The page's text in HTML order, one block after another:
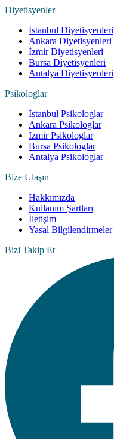
Diyetisyenler
İstanbul Diyetisyenleri
Ankara Diyetisyenleri
İzmir Diyetisyenleri
Bursa Diyetisyenleri
Antalya Diyetisyenleri
Psikologlar
İstanbul Psikologlar
Ankara Psikologlar
İzmir Psikologlar
Bursa Psikologlar
Antalya Psikologlar
Bize Ulaşın
Hakkımızda
Kullanım Şartları
İletişim
Yasal Bilgilendirmeler
Bizi Takip Et